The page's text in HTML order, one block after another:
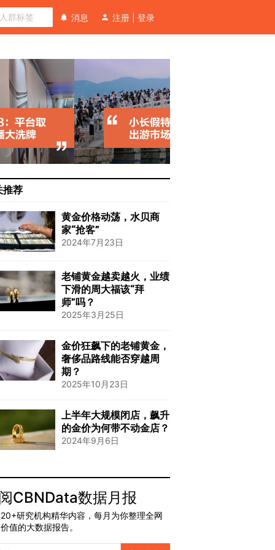
消息 注册 登录
推荐
黄金价格动荡，水贝商
家“抢客”
2024年7月23日
老铺黄金越卖越火，业绩
下滑的周大福该“拜
师”吗？
2025年3月25日
金价狂飙下的老铺黄金，
奢侈品路线能否穿越周
期？
2025年10月23日
上半年大规模闭店，飙升
的金价为何带不动金店？
2024年9月6日
CBNData数据月报
研究机构精华内容，每月为你整理全网
值的大数据报告。